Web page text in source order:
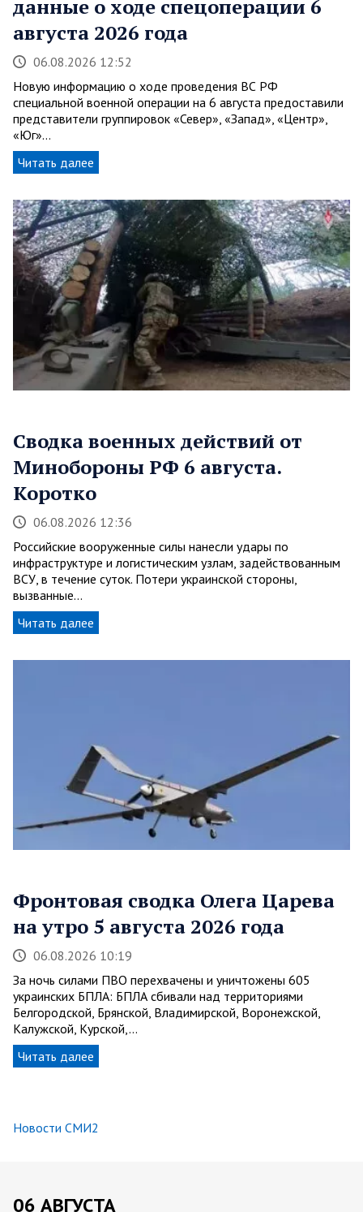
данные о ходе спецоперации 6
августа 2026 года
06.08.2026 12:52
Новую информацию о ходе проведения ВС РФ
специальной военной операции на 6 августа предоставили
представители группировок «Север», «Запад», «Центр»,
«Юг»…
Читать далее
Сводка военных действий от
Минобороны РФ 6 августа.
Коротко
06.08.2026 12:36
Российские вооруженные силы нанесли удары по
инфраструктуре и логистическим узлам, задействованным
ВСУ, в течение суток. Потери украинской стороны,
вызванные…
Читать далее
Фронтовая сводка Олега Царева
на утро 5 августа 2026 года
06.08.2026 10:19
За ночь силами ПВО перехвачены и уничтожены 605
украинских БПЛА: БПЛА сбивали над территориями
Белгородской, Брянской, Владимирской, Воронежской,
Калужской, Курской,…
Читать далее
Новости СМИ2
06 АВГУСТА